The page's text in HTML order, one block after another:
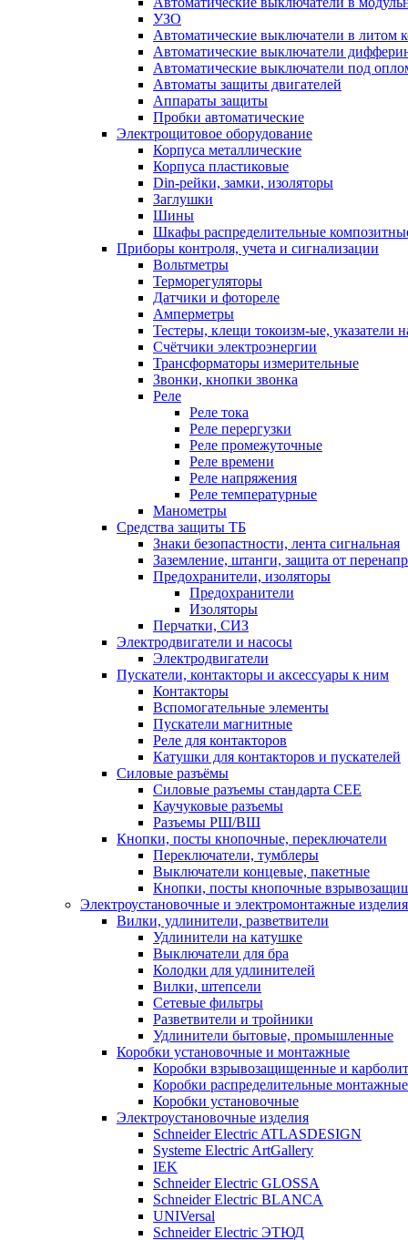
УЗО
Автоматические выключатели в литом
Автоматические выключатели
Автоматические выключатели под
Автоматы защиты двигателей
Аппараты защиты
Пробки автоматические
Электрощитовое оборудование
Корпуса металлические
Корпуса пластиковые
Din-рейки, замки, изоляторы
Заглушки
Шины
Шкафы распределительные
Приборы контроля, учета и сигнализации
Вольтметры
Терморегуляторы
Датчики и фотореле
Амперметры
Тестеры, клещи токоизм-ые, указатели
Счётчики электроэнергии
Трансформаторы измерительные
Звонки, кнопки звонка
Реле
Реле тока
Реле перергузки
Реле промежуточные
Реле времени
Реле напряжения
Реле температурные
Манометры
Средства защиты ТБ
Знаки безопастности, лента сигнальная
Заземление, штанги, защита от
Предохранители, изоляторы
Предохранители
Изоляторы
Перчатки, СИЗ
Электродвигатели и насосы
Электродвигатели
Пускатели, контакторы и аксессуары к ним
Контакторы
Вспомогательные элементы
Пускатели магнитные
Реле для контакторов
Катушки для контакторов и пускателей
Силовые разъёмы
Силовые разъемы стандарта СЕЕ
Каучуковые разъемы
Разъемы РШ/ВШ
Кнопки, посты кнопочные, переключатели
Переключатели, тумблеры
Выключатели концевые, пакетные
Кнопки, посты кнопочные
Электроустановочные и электромонтажные изделия
Вилки, удлинители, разветвители
Удлинители на катушке
Выключатели для бра
Колодки для удлинителей
Вилки, штепсели
Сетевые фильтры
Разветвители и тройники
Удлинители бытовые, промышленные
Коробки установочные и монтажные
Коробки взрывозащищенные и
Коробки распределительные монтажные
Коробки установочные
Электроустановочные изделия
Schneider Electric ATLASDESIGN
Systeme Electric ArtGallery
IEK
Schneider Electric GLOSSA
Schneider Electric BLANCA
UNIVersal
Schneider Electric ЭТЮД